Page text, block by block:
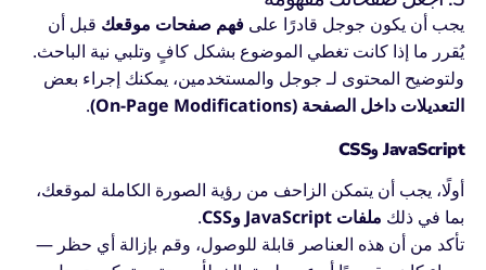
يجب أن يكون جوجل قادرًا على فهم صفحات موقعك قبل أن
يُقرر ما إذا كانت تغطي الموضوع بشكل كافٍ وتلبي نية الباحث.
ولتوضيح المحتوى لـ جوجل والمستخدمين، يمكنك إجراء بعض
التعديلات داخل الصفحة (On-Page Modifications)
.
JavaScript وCSS
أولًا، يجب أن يتمكن الزاحف من رؤية الصورة الكاملة لموقعك،
بما في ذلك ملفات JavaScript وCSS
.
تأكد من أن هذه العناصر قابلة للوصول، وقم بإزالة أي حظر —